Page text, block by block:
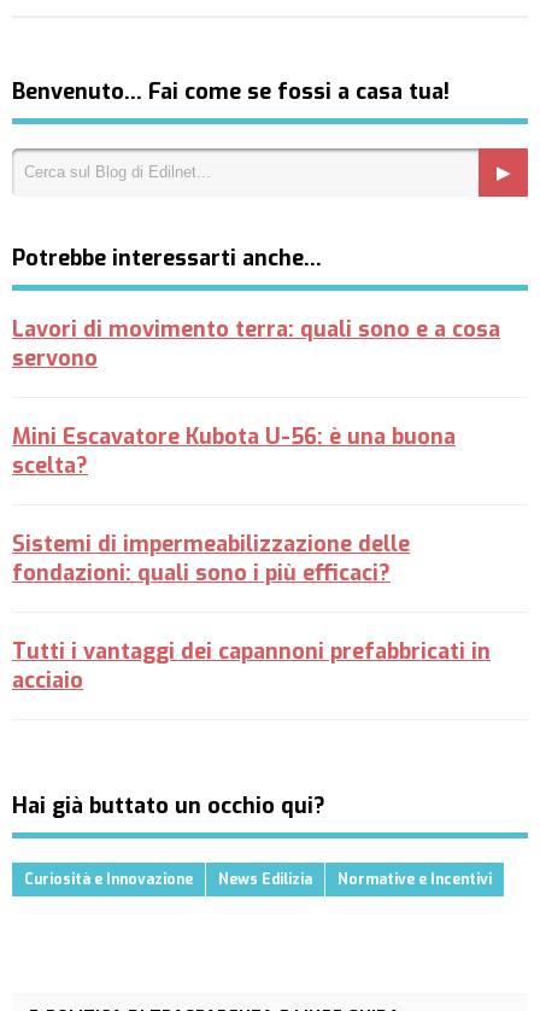
Benvenuto… Fai come se fossi a casa tua!
Potrebbe interessarti anche…
Lavori di movimento terra: quali sono e a cosa
servono
Mini Escavatore Kubota U-56: è una buona
scelta?
Sistemi di impermeabilizzazione delle
fondazioni: quali sono i più efficaci?
Tutti i vantaggi dei capannoni prefabbricati in
acciaio
Hai già buttato un occhio qui?
Curiosità e Innovazione News Edilizia Normative e Incentivi